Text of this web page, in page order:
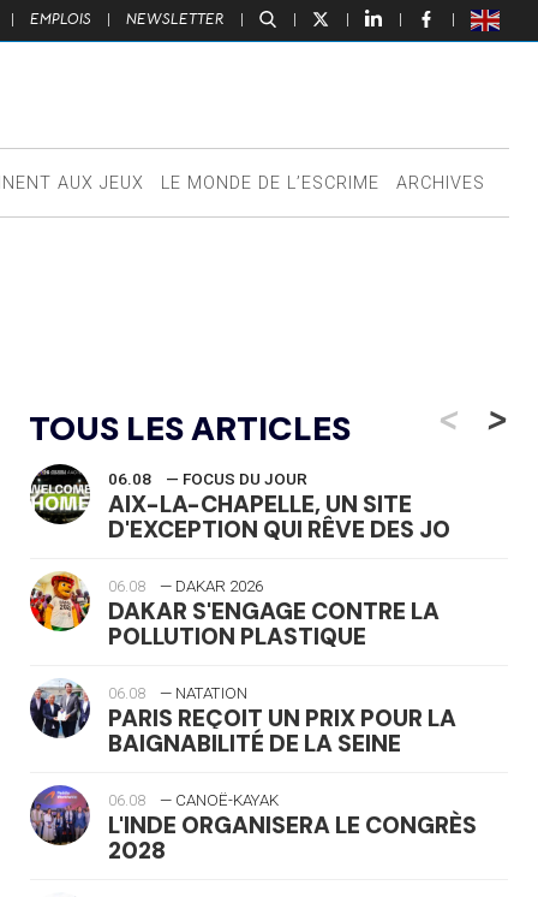
| EMPLOIS | NEWSLETTER | | | | |
AUX JEUX LE MONDE DE L’ESCRIME ARCHIVES
TOUS LES ARTICLES <
06.08 — FOCUS DU JOUR
AIX-LA-CHAPELLE, UN SITE
D'EXCEPTION QUI RÊVE DES JO
06.08 — DAKAR 2026
DAKAR S'ENGAGE CONTRE LA
POLLUTION PLASTIQUE
06.08 — NATATION
PARIS REÇOIT UN PRIX POUR LA
BAIGNABILITÉ DE LA SEINE
06.08 — CANOË-KAYAK
L'INDE ORGANISERA LE CONGRÈS
2028
>